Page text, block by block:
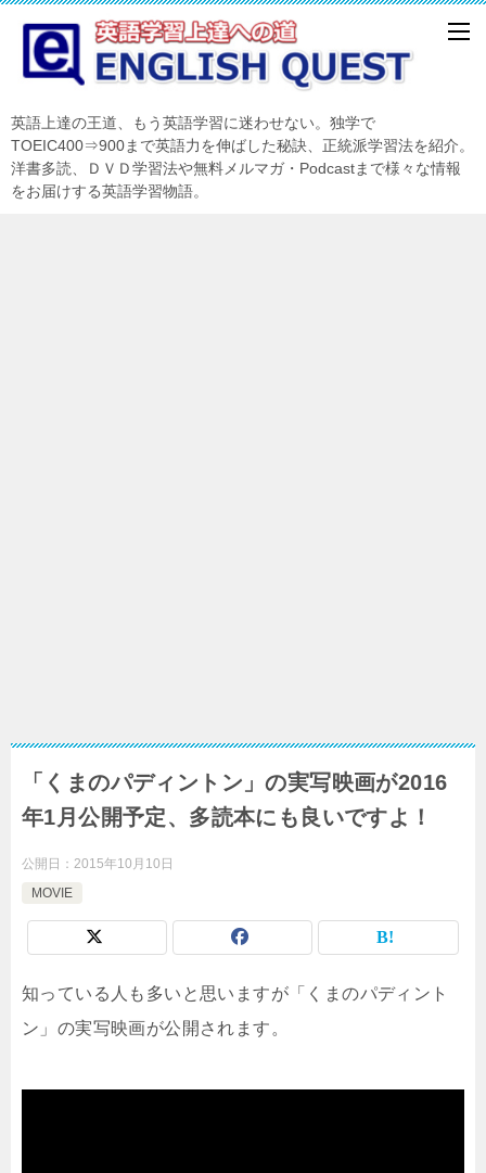
英語上達の王道、もう英語学習に迷わせない。独学で
TOEIC400⇒900まで英語力を伸ばした秘訣、正統派学習法を紹介。
洋書多読、ＤＶＤ学習法や無料メルマガ・Podcastまで様々な情報
をお届けする英語学習物語。
「くまのパディントン」の実写映画が2016
年1月公開予定、多読本にも良いですよ！
公開日： 2015年10月10日
MOVIE
知っている人も多いと思いますが「くまのパディント
ン」の実写映画が公開されます。